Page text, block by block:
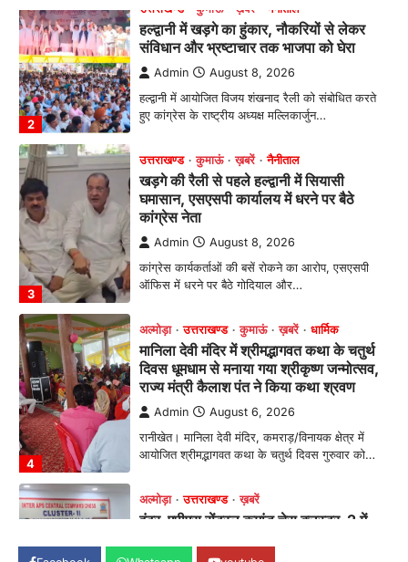
2
उत्तराखण्ड कुमाऊं ख़बरें नैनीताल
हल्द्वानी में खड़गे का हुंकार, नौकरियों से लेकर
संविधान और भ्रष्टाचार तक भाजपा को घेरा
Admin August 8, 2026
हल्द्वानी में आयोजित विजय शंखनाद रैली को संबोधित करते
हुए कांग्रेस के राष्ट्रीय अध्यक्ष मल्लिकार्जुन…
3
उत्तराखण्ड कुमाऊं ख़बरें नैनीताल
खड़गे की रैली से पहले हल्द्वानी में सियासी
घमासान, एसएसपी कार्यालय में धरने पर बैठे
कांग्रेस नेता
Admin August 8, 2026
कांग्रेस कार्यकर्ताओं की बसें रोकने का आरोप, एसएसपी
ऑफिस में धरने पर बैठे गोदियाल और…
4
अल्मोड़ा उत्तराखण्ड कुमाऊं ख़बरें धार्मिक
मानिला देवी मंदिर में श्रीमद्भागवत कथा के चतुर्थ
दिवस धूमधाम से मनाया गया श्रीकृष्ण जन्मोत्सव,
राज्य मंत्री कैलाश पंत ने किया कथा श्रवण
Admin August 6, 2026
रानीखेत। मानिला देवी मंदिर, कमराड़/विनायक क्षेत्र में
आयोजित श्रीमद्भागवत कथा के चतुर्थ दिवस गुरुवार को…
अल्मोड़ा उत्तराखण्ड ख़बरें
इंटर-एपीएस सेंट्रल कमांड चेस क्लस्टर-2 में
में हासिल किया प्रथम स्थान